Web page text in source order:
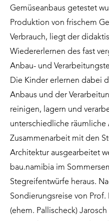
Gemüseanbaus getestet
Produktion von frischem
Verbrauch, liegt der
Wiedererlernen des fast
Anbau- und
Die Kinder erlernen dabei
Anbaus und der
reinigen, lagern und
unterschiedliche räumliche
Zusammenarbeit mit den
Architektur ausgearbeitet
bau.namibia im
Stegreifentwürfe heraus.
Sondierungsreise von Prof.
(ehem. Pallischeck)